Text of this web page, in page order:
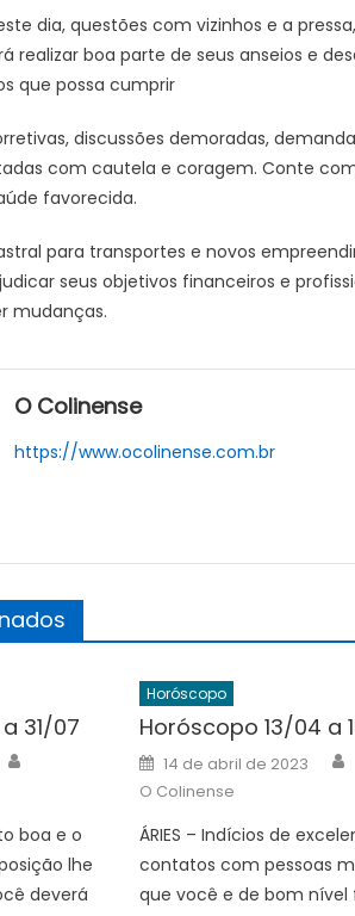
dia, questões com vizinhos e a
realizar boa parte de seus anseios e
que possa cumprir
discussões demoradas,
com cautela e coragem. Conte
favorecida.
astral para transportes e novos
seus objetivos financeiros e
mudanças.
O Colinense
https://www.ocolinense.com.br
31/07
boa e o
lhe
deverá
Horóscopo
Horóscopo 13/04 a
Posted
on
14 de abril de 2023
O Colinense
ÁRIES – Indícios de
contatos com pessoas
que você e de bom nível